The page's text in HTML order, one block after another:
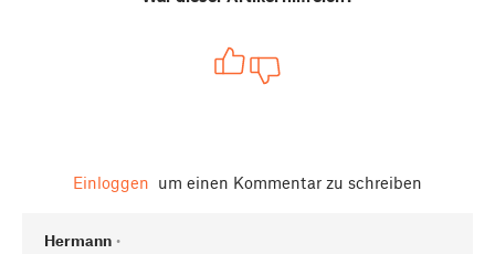
Einloggen um einen Kommentar zu schreiben
Hermann •